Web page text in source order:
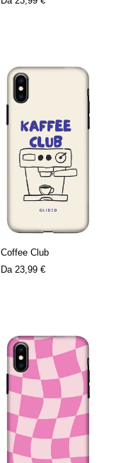
Coffee Club
Da 23,99 €